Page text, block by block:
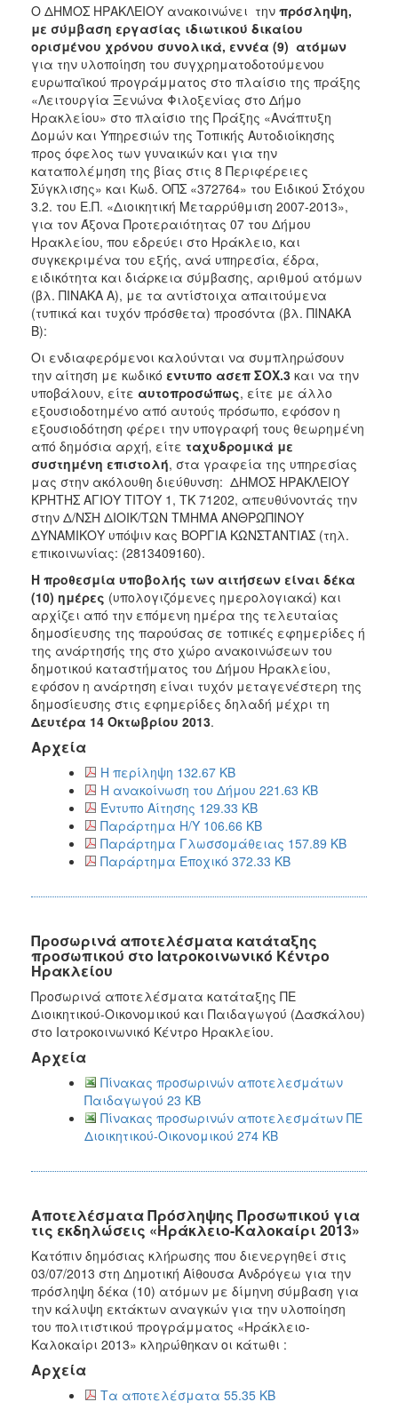
Ο ΔΗΜΟΣ ΗΡΑΚΛΕΙΟΥ ανακοινώνει την πρόσληψη,
με σύμβαση εργασίας ιδιωτικού δικαίου
ορισμένου χρόνου συνολικά, εννέα (9) ατόμων
για την υλοποίηση του συγχρηματοδοτούμενου
ευρωπαϊκού προγράμματος στο πλαίσιο της πράξης
«Λειτουργία Ξενώνα Φιλοξενίας στο Δήμο
Ηρακλείου» στο πλαίσιο της Πράξης «Ανάπτυξη
Δομών και Υπηρεσιών της Τοπικής Αυτοδιοίκησης
προς όφελος των γυναικών και για την
καταπολέμηση της βίας στις 8 Περιφέρειες
Σύγκλισης» και Κωδ. ΟΠΣ «372764» του Ειδικού Στόχου
3.2. του Ε.Π. «Διοικητική Μεταρρύθμιση 2007-2013»,
για τον Άξονα Προτεραιότητας 07 του Δήμου
Ηρακλείου, που εδρεύει στο Ηράκλειο, και
συγκεκριμένα του εξής, ανά υπηρεσία, έδρα,
ειδικότητα και διάρκεια σύμβασης, αριθμού ατόμων
(βλ. ΠΙΝΑΚΑ Α), με τα αντίστοιχα απαιτούμενα
(τυπικά και τυχόν πρόσθετα) προσόντα (βλ. ΠΙΝΑΚΑ
Β):
Οι ενδιαφερόμενοι καλούνται να συμπληρώσουν
την αίτηση με κωδικό εντυπο ασεπ ΣΟΧ.3 και να την
υποβάλουν, είτε αυτοπροσώπως, είτε με άλλο
εξουσιοδοτημένο από αυτούς πρόσωπο, εφόσον η
εξουσιοδότηση φέρει την υπογραφή τους θεωρημένη
από δημόσια αρχή, είτε ταχυδρομικά με
συστημένη επιστολή, στα γραφεία της υπηρεσίας
μας στην ακόλουθη διεύθυνση: ΔΗΜΟΣ ΗΡΑΚΛΕΙΟΥ
ΚΡΗΤΗΣ ΑΓΙΟΥ ΤΙΤΟΥ 1, ΤΚ 71202, απευθύνοντάς την
στην Δ/ΝΣΗ ΔΙΟΙΚ/ΤΩΝ ΤΜΗΜΑ ΑΝΘΡΩΠΙΝΟΥ
ΔΥΝΑΜΙΚΟΥ υπόψιν κας ΒΟΡΓΙΑ ΚΩΝΣΤΑΝΤΙΑΣ (τηλ.
επικοινωνίας: (2813409160).
Η προθεσμία υποβολής των αιτήσεων είναι δέκα
(10) ημέρες (υπολογιζόμενες ημερολογιακά) και
αρχίζει από την επόμενη ημέρα της τελευταίας
δημοσίευσης της παρούσας σε τοπικές εφημερίδες ή
της ανάρτησής της στο χώρο ανακοινώσεων του
δημοτικού καταστήματος του Δήμου Ηρακλείου,
εφόσον η ανάρτηση είναι τυχόν μεταγενέστερη της
δημοσίευσης στις εφημερίδες δηλαδή μέχρι τη
Δευτέρα 14 Οκτωβρίου 2013.
Αρχεία
Η περίληψη 132.67 KB
Η ανακοίνωση του Δήμου 221.63 KB
Έντυπο Αίτησης 129.33 KB
Παράρτημα Η/Υ 106.66 KB
Παράρτημα Γλωσσομάθειας 157.89 KB
Παράρτημα Εποχικό 372.33 KB
Προσωρινά αποτελέσματα κατάταξης
προσωπικού στο Ιατροκοινωνικό Κέντρο
Ηρακλείου
Προσωρινά αποτελέσματα κατάταξης ΠΕ
Διοικητικού-Οικονομικού και Παιδαγωγού (Δασκάλου)
στο Ιατροκοινωνικό Κέντρο Ηρακλείου.
Αρχεία
Πίνακας προσωρινών αποτελεσμάτων
Παιδαγωγού 23 KB
Πίνακας προσωρινών αποτελεσμάτων ΠΕ
Διοικητικού-Οικονομικού 274 KB
Αποτελέσματα Πρόσληψης Προσωπικού για
τις εκδηλώσεις «Ηράκλειο-Καλοκαίρι 2013»
Κατόπιν δημόσιας κλήρωσης που διενεργηθεί στις
03/07/2013 στη Δημοτική Αίθουσα Ανδρόγεω για την
πρόσληψη δέκα (10) ατόμων με δίμηνη σύμβαση για
την κάλυψη εκτάκτων αναγκών για την υλοποίηση
του πολιτιστικού προγράμματος «Ηράκλειο-
Καλοκαίρι 2013» κληρώθηκαν οι κάτωθι :
Αρχεία
Τα αποτελέσματα 55.35 KB